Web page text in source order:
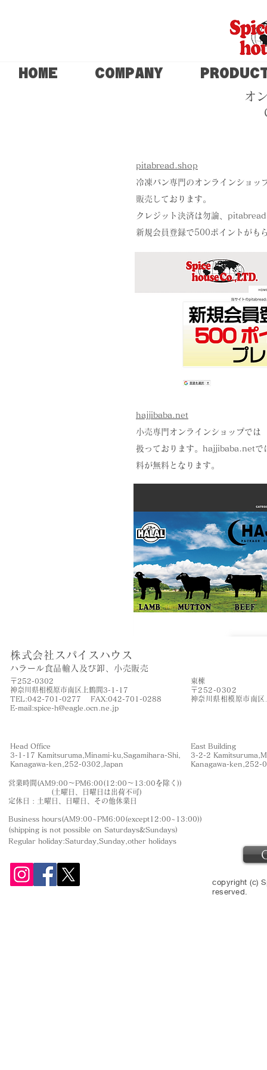
HOME COMPANY
オ
​pitabread.shop
冷凍パン専門のオンラインショッ
販売しております。
クレジット決済は勿論、
新規会員登録で500ポイントがも
hajjibaba.net
小売専門オンラインショップでは
扱っております。hajjibaba.netで
料が無料となります。
株式会社スパイスハウス
​ハラール食品輸入及び卸、小売販売
〒252-0302
神奈川県相模原市南区上鶴間3-1-17
TEL:042-701-0277 FAX:042-701-0288
​E-mail:spice-h@eagle.ocn.ne.jp
​東棟
〒252-0302
神奈川県相模原市南
Head Office
3-1-17 Kamitsuruma,Minami-ku,Sagamihara-Shi,
​Kanagawa-ken,252-0302,Japan
East Building
3-2-2
​Kanagawa-ken,252-
営業時間(AM9:00〜PM6:00(12:00〜13:00を除く))
(土曜日、日曜日は出荷不可)
定休日 : 土曜日、日曜日、その他休業日
Business hours(AM9:00~PM6:00(except12:00~13:00))
(shipping is not possible on Saturdays&Sundays)
Regular holiday:Saturday,Sunday,other holidays
copyright (c)
reserved.